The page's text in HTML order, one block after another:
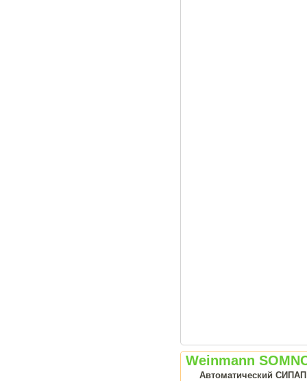
Weinmann
Автоматический СИПАП